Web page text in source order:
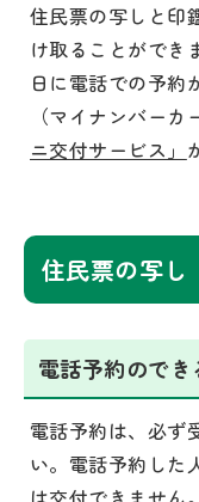
住民票の写しと印
け取ることができ
日に電話での予約
（マイナンバー
ニ交付サービス」
住民票の写し
電話予約のでき
電話予約は、必ず
い。電話予約した